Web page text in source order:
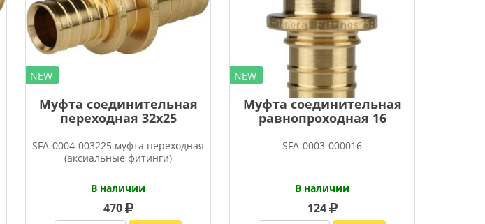
NEW
Муфта соединительная
переходная 32х25
SFA-0004-003225 муфта переходная
(аксиальные фитинги)
В наличии
470
NEW
Муфта соединительная
равнопроходная 16
SFA-0003-000016
В наличии
124